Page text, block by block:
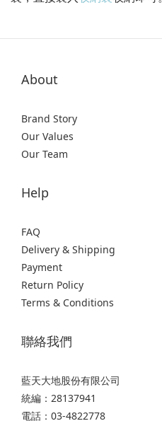
About
Brand Story
Our Values
Our Team
Help
FAQ
Delivery & Shipping
Payment
Return Policy
Terms & Conditions
聯絡我們
藍天大地股份有限公司
統編：28137941
電話：03-4822778